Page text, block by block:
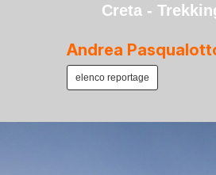
Creta -
Andrea